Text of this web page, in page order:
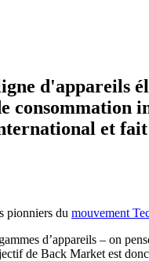
d'appareils
et
pionniers du mouvement
d’appareils – on
de Back Market est